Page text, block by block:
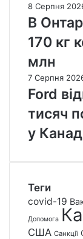
8 Серпня
В
170 кг
млн
7 Серпня
Ford
тисяч
у
Теги
covid-19
Допомога
США Санкції